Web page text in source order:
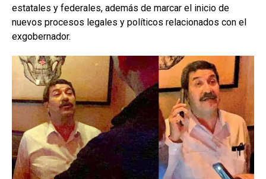
estatales y federales, además de marcar el inicio de
nuevos procesos legales y políticos relacionados con el
exgobernador.